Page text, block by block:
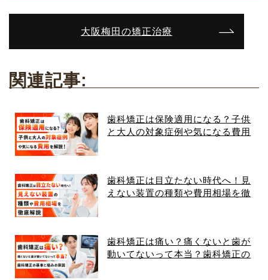
大阪梅田の矯正治療
関連記事:
歯科矯正は保険適用になる？子供
と大人の対象症例や気になる費用
歯科矯正は目立たない時代へ！見
えない装置の種類や費用相場を徹
歯科矯正は痛い？痛くないと歯が
動いてないって本当？歯科矯正の